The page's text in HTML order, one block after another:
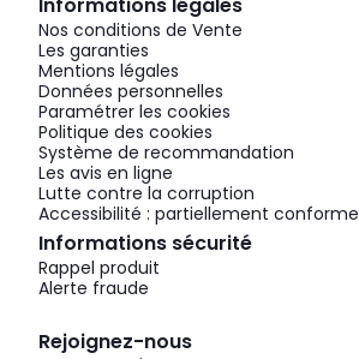
Informations légales
Nos conditions de Vente
Les garanties
Mentions légales
Données personnelles
Paramétrer les cookies
Politique des cookies
Système de recommandation
Les avis en ligne
Lutte contre la corruption
Accessibilité : partiellement conforme
Informations sécurité
Rappel produit
Alerte fraude
Rejoignez-nous